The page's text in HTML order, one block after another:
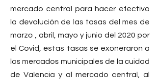
mercado central para hacer efectivo
la devolución de las tasas del mes de
marzo , abril, mayo y junio del 2020 por
el Covid, estas tasas se exoneraron a
los mercados municipales de la cuidad
de Valencia y al mercado central, al